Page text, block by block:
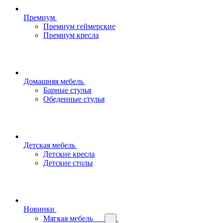
Премиум
Премиум геймерские
Премиум кресла
Домашняя мебель
Барные стулья
Обеденные стулья
Детская мебель
Детские кресла
Детские столы
Новинки
Мягкая мебель